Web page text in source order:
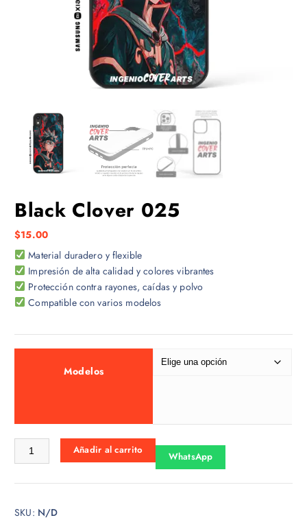
Black Clover 025
$15.00
Material duradero y flexible
Impresión de alta calidad y colores vibrantes
Protección contra rayones, caídas y polvo
Compatible con varios modelos
Modelos
Black Clover 025 cantidad
Añadir al carrito
WhatsApp
SKU: N/D